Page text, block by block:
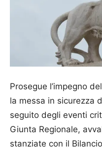
Prosegue l’impegno
la messa in sicurezza
seguito degli eventi
Giunta Regionale,
stanziate con il